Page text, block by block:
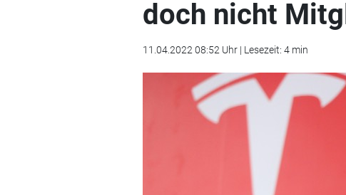
doch nicht
11.04.2022 08:52 Uhr | Lesezeit: 4 min